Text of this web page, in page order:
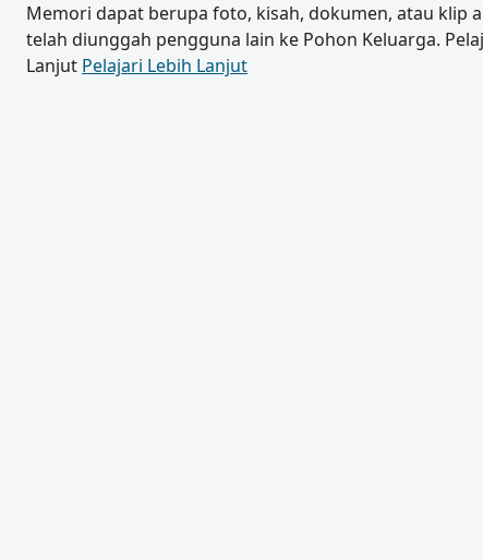
Memori dapat berupa foto, kisah, dokumen, atau klip
telah diunggah pengguna lain ke Pohon Keluarga.
Lanjut Pelajari Lebih Lanjut